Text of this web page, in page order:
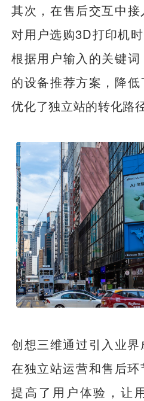
其次，在售后交互中
对用户选购3D打印机
根据用户输入的关键
的设备推荐方案，降低
优化了独立站的转化路径
创想三维通过引入业界
在独立站运营和售后
提高了用户体验，让